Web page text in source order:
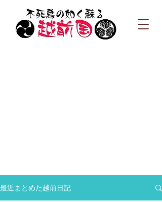
最近まとめた越前日記